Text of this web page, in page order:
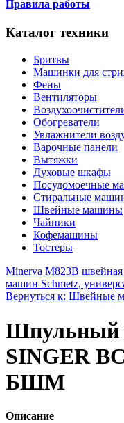
Правила работы
Каталог техники
Бритвы
Машинки для
Фены
Вентиляторы
Обогреватели
Увлажнители
Варочные панели
Вытяжки
Духовые шкафы
Посудомоечные
Стиральные
Швейные машины
Чайники
Кофемашины
Тостеры
Minerva M823B
машин Schmetz,
Вернуться к: Швейные
Шпульный
SINGER
БШМ
Описание